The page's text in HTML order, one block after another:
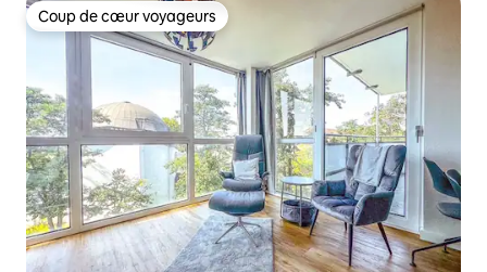
Coup de cœur voyageurs
Coup de cœur voyageurs